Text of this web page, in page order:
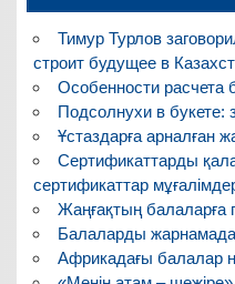
Тимур Турлов
строит будущее в
Особенности расчета
Подсолнухи в букете:
Ұстаздарға арналған
Сертификаттарды
сертификаттар
Жаңғақтың балаларға
Балаларды
Африкадағы балалар